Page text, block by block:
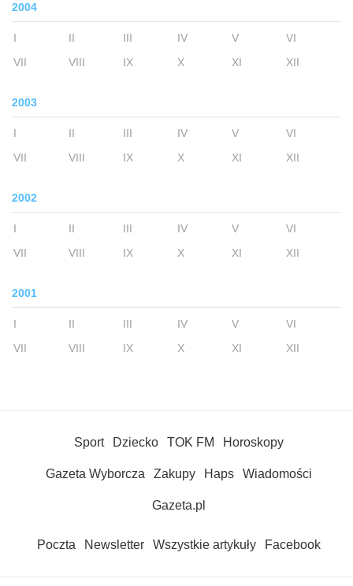
2004
I II III IV V
VI
VII
VIII IX X XI XII
2003
I II III IV V
VI
VII
VIII IX X XI XII
2002
I II III IV V
VI
VII
VIII IX X XI XII
2001
I II III IV V
VI
VII
VIII IX X XI XII
Sport Dziecko TOK FM Horoskopy
Gazeta Wyborcza Zakupy Haps Wiadomości
Gazeta.pl
Poczta Newsletter Wszystkie artykuły Facebook